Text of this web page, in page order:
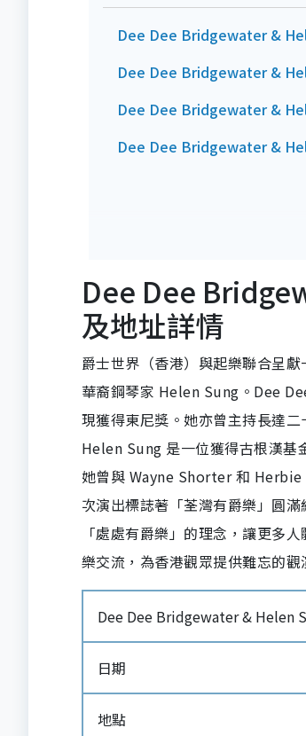
Dee Dee Bridgewater &
Dee Dee Bridgewater &
Dee Dee Bridgewater &
Dee Dee Bridgewater &
Dee Dee
及地址詳情
爵士世界（香港）與起樂聯合呈
華裔鋼琴家 Helen Sung。Dee
現獲得東尼獎。她亦曾主持長達
Helen Sung 是一位獲得古根漢
她曾與 Wayne Shorter 和 Herbie
次演出標誌著「荃灣有爵樂」圓
「處處有爵樂」的理念，讓更多
樂交流，為香港觀眾提供難忘的觀
Dee Dee Bridgewater & Helen
日期
地點